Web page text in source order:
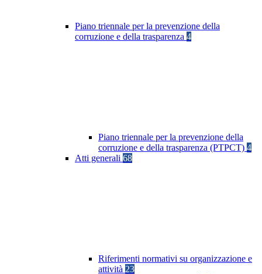
Piano triennale per la prevenzione della
corruzione e della trasparenza 4
Piano triennale per la prevenzione della
corruzione e della trasparenza (PTPCT) 4
Atti generali 68
Riferimenti normativi su organizzazione e
attività 23